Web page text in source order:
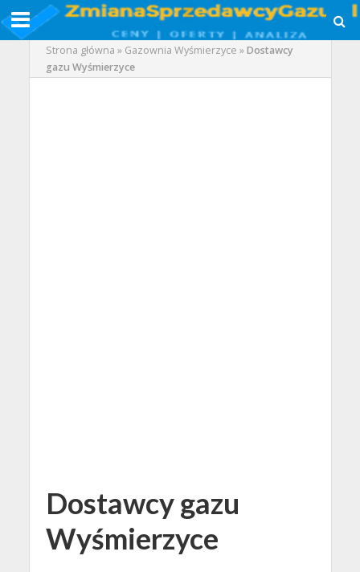
Strona główna » Gazownia Wyśmierzyce »Dostawcy
gazu Wyśmierzyce
Dostawcy gazu
Wyśmierzyce